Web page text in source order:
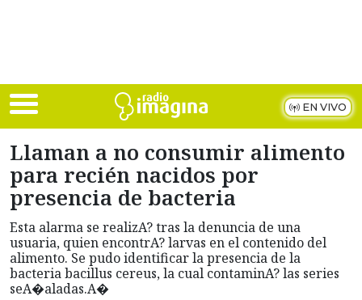
EN VIVO
Llaman a no consumir alimento
para recién nacidos por
presencia de bacteria
Esta alarma se realizA? tras la denuncia de una
usuaria, quien encontrA? larvas en el contenido del
alimento. Se pudo identificar la presencia de la
bacteria bacillus cereus, la cual contaminA? las series
seA�aladas.A�